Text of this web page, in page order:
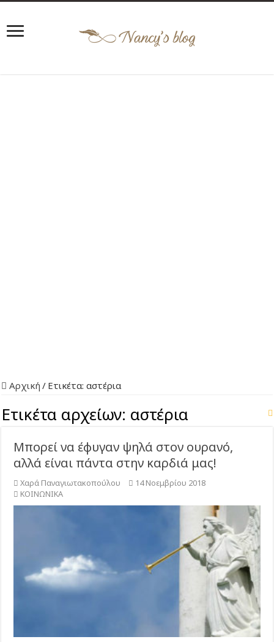
Αρχική / Ετικέτα:αστέρια
Ετικέτα αρχείων: αστέρια
Μπορεί να έφυγαν ψηλά στον ουρανό,
αλλά είναι πάντα στην καρδιά μας!
Χαρά Παναγιωτακοπούλου
14 Νοεμβρίου 2018
ΚΟΙΝΩΝΙΚΑ